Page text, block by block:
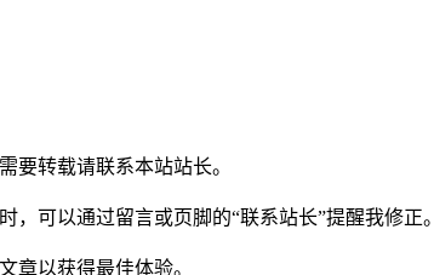
要转载请联系本站站长。
可以通过留言或页脚的“联系站长”提醒我修正。
章以获得最佳体验。